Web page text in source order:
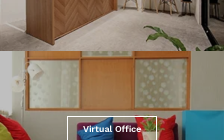
Virtual Office